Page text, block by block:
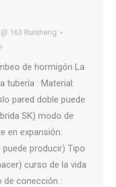
@ 163 Ruisheng
de hormigón La
tubería : Material:
pared doble puede
SK) modo de
en expansión:
producir) Tipo
curso de la vida
de conección :